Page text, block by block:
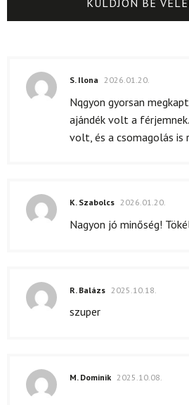
S. Ilona 2026.01.20.
Nqgyon gyorsan
ajándék volt a
volt, és a csomagolás is
K. Szabolcs 2026.01.20.
Nagyon jó minőség!
R. Balázs 2025.10.18.
szuper
M. Dominik 2025.10.08.